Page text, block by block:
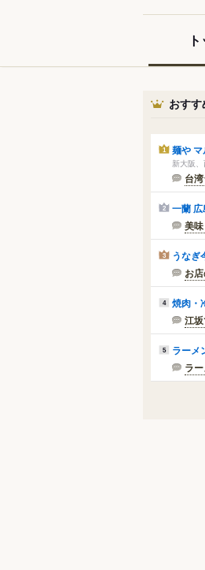
おす
1 麺や
新大阪
台
2 一蘭
美
3 うなぎ
お
4 焼肉・
江
5 ラーメ
ラ